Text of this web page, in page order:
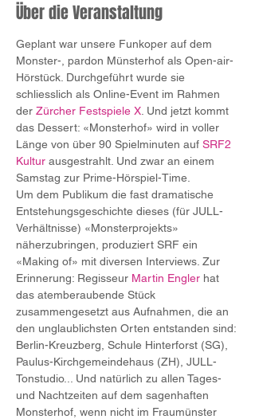
Über die Veranstaltung
Geplant war unsere Funkoper auf dem
Monster-, pardon Münsterhof als Open-air-
Hörstück. Durchgeführt wurde sie
schliesslich als Online-Event im Rahmen
der Zürcher Festspiele X . Und jetzt kommt
das Dessert: «Monsterhof» wird in voller
Länge von über 90 Spielminuten auf SRF2
Kultur ausgestrahlt. Und zwar an einem
Samstag zur Prime-Hörspiel-Time.
Um dem Publikum die fast dramatische
Entstehungsgeschichte dieses (für JULL-
Verhältnisse) «Monsterprojekts»
näherzubringen, produziert SRF ein
«Making of» mit diversen Interviews. Zur
Erinnerung: Regisseur Martin Engler hat
das atemberaubende Stück
zusammengesetzt aus Aufnahmen, die an
den unglaublichsten Orten entstanden sind:
Berlin-Kreuzberg, Schule Hinterforst (SG),
Paulus-Kirchgemeindehaus (ZH), JULL-
Tonstudio... Und natürlich zu allen Tages-
und Nachtzeiten auf dem sagenhaften
Monsterhof, wenn nicht im Fraumünster